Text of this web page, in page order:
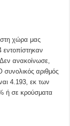
στη χώρα μας
ανακοίνωσε,
αριθμός
4.193, εκ των
ή σε κρούσματα